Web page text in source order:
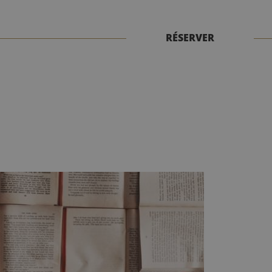
RÉSERVER